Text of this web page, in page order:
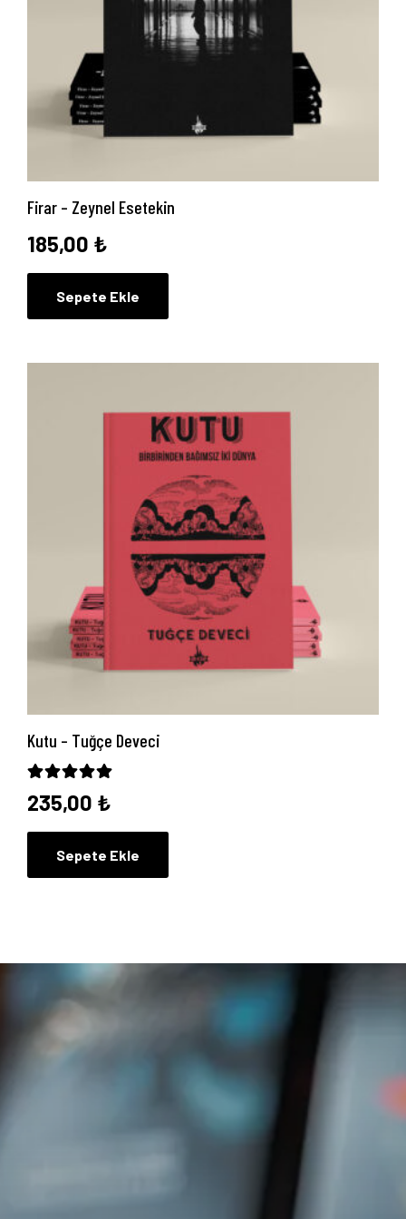
Firar – Zeynel Esetekin
185,00 ₺
Sepete Ekle
Kutu – Tuğçe Deveci
235,00 ₺
Sepete Ekle